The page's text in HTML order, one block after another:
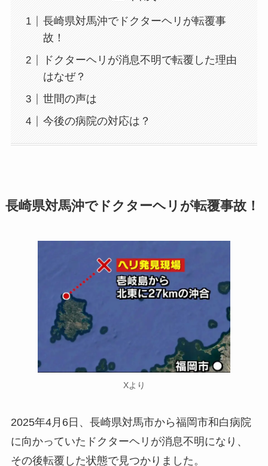
長崎県対馬沖でドクターヘリが転覆事
故！
ドクターヘリが消息不明で転覆した理由
はなぜ？
世間の声は
今後の病院の対応は？
長崎県対馬沖でドクターヘリが転覆事故！
Xより
2025年4月6日、長崎県対馬市から福岡市和白病院
に向かっていたドクターヘリが消息不明になり、
その後転覆した状態で見つかりました。